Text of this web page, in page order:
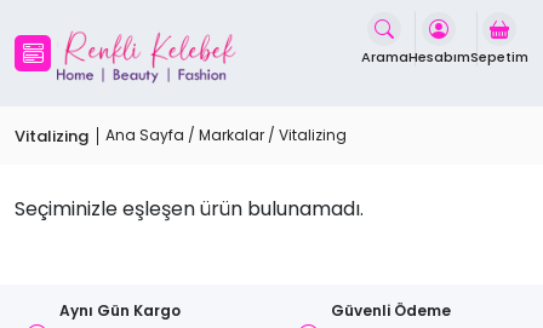
Geç
AramaHesabımSepetim
Vitalizing Ana Sayfa / Markalar / Vitalizing
Seçiminizle eşleşen ürün bulunamadı.
Aynı Gün Kargo Güvenli Ödeme